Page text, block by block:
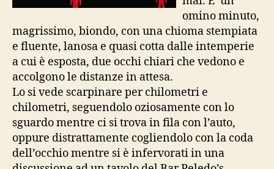
omino minuto,
magrissimo, biondo, con una chioma stempiata
e fluente, lanosa e quasi cotta dalle intemperie
a cui è esposta, due occhi chiari che vedono e
accolgono le distanze in attesa.
Lo si vede scarpinare per chilometri e
chilometri, seguendolo oziosamente con lo
sguardo mentre ci si trova in fila con l’auto,
oppure distrattamente cogliendolo con la coda
dell’occhio mentre si è infervorati in una